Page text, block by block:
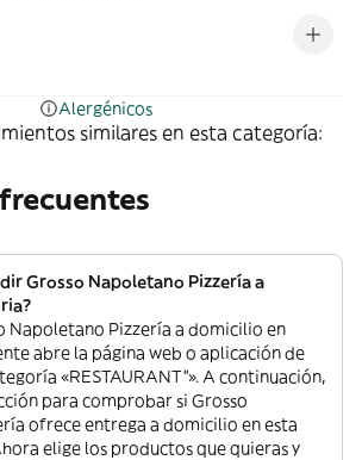
Alergénicos
similares en esta categoría:
Grosso Napoletano Pizzería a
Napoletano Pizzería a domicilio en
abre la página web o aplicación de
«RESTAURANT”». A continuación,
para comprobar si Grosso
ofrece entrega a domicilio en esta
elige los productos que quieras y